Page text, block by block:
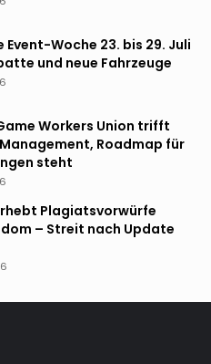
Event-Woche 23. bis 29. Juli
und neue Fahrzeuge
Workers Union trifft
Roadmap für
steht
Plagiatsvorwürfe
– Streit nach Update